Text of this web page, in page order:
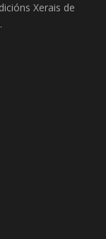
Xerais de